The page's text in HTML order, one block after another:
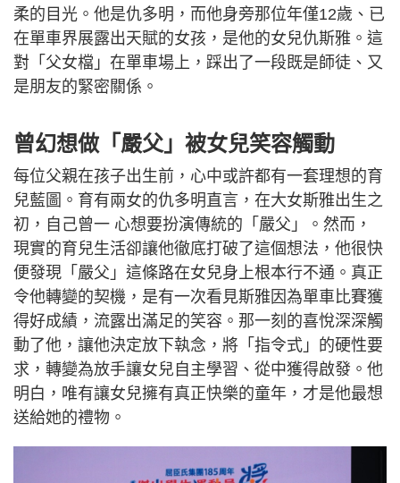
柔的目光。他是仇多明，而他身旁那位年僅12歲、已
在單車界展露出天賦的女孩，是他的女兒仇斯雅。這
對「父女檔」在單車場上，踩出了一段既是師徒、又
是朋友的緊密關係。
曾幻想做「嚴父」被女兒笑容觸動
每位父親在孩子出生前，心中或許都有一套理想的育
兒藍圖。育有兩女的仇多明直言，在大女斯雅出生之
初，自己曾一 心想要扮演傳統的「嚴父」。然而，
現實的育兒生活卻讓他徹底打破了這個想法，他很快
便發現「嚴父」這條路在女兒身上根本行不通。真正
令他轉變的契機，是有一次看見斯雅因為單車比賽獲
得好成績，流露出滿足的笑容。那一刻的喜悅深深觸
動了他，讓他決定放下執念，將「指令式」的硬性要
求，轉變為放手讓女兒自主學習、從中獲得啟發。他
明白，唯有讓女兒擁有真正快樂的童年，才是他最想
送給她的禮物。